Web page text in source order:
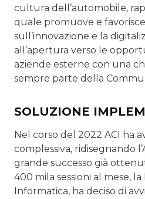
cultura dell’automobile,
quale promuove e
sull’innovazione e la
all’apertura verso le
aziende esterne con una
sempre parte della
SOLUZIONE
Nel corso del 2022 ACI ha
complessiva, ridisegnando
grande successo già
400 mila sessioni al mese,
Informatica, ha deciso di